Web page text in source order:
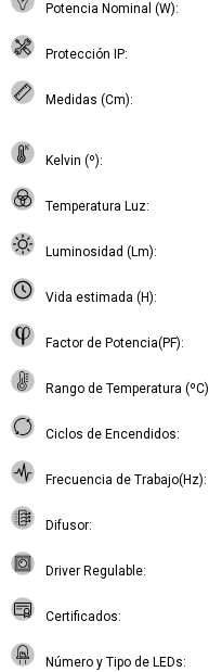
Potencia Nominal (W)
Protección IP
Medidas (Cm)
Kelvin (º)
Temperatura Luz
Luminosidad (Lm)
Vida estimada (H)
Factor de Potencia(PF)
Rango de Temperatura (ºC)
Ciclos de Encendidos
Frecuencia de Trabajo(Hz)
Difusor
Driver Regulable
Certificados
Número y Tipo de LEDs